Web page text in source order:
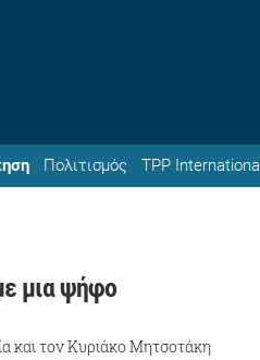
Πολιτισμός TPP International
μια ψήφο
και τον Κυριάκο Μητσοτάκη